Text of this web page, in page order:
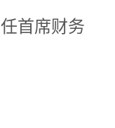
任首席财务